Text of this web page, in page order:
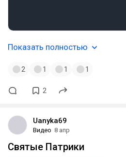
Показать полностью
2 1 1 1
2
Uanyka69
Видео 8 апр
Святые Патрики